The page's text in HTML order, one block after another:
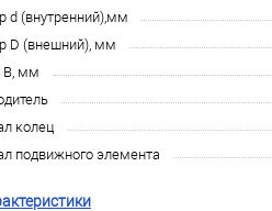
d (внутренний),мм
D (внешний), мм
B, мм
колец
подвижного элемента